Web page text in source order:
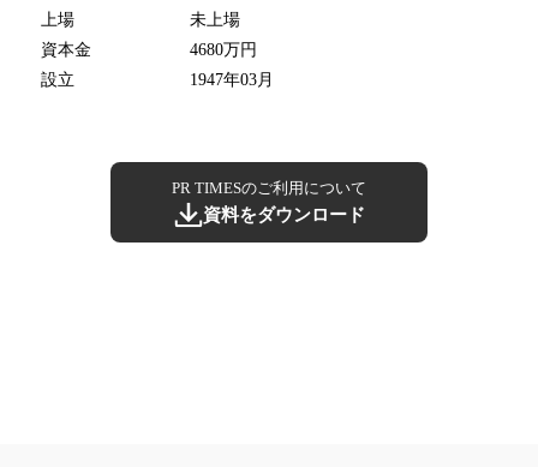
上場
未上場
資本金
4680万円
設立
1947年03月
PR TIMESのご利用について
資料をダウンロード